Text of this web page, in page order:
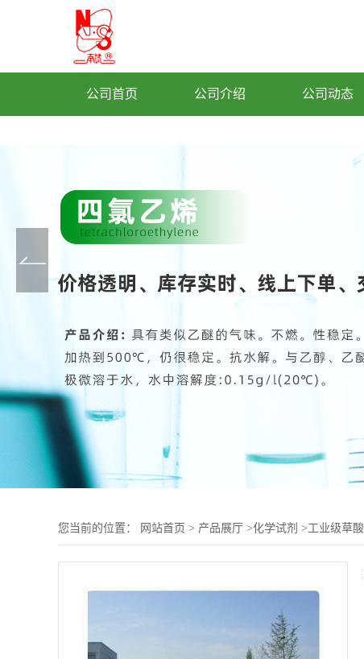
公司首页 公司介绍 公司动态
您当前的位置： 网站首页 > 产品展厅 >化学试剂 >工业级草